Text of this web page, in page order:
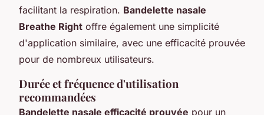
facilitant la respiration. Bandelette nasale
Breathe Right offre également une simplicité
d'application similaire, avec une efficacité prouvée
pour de nombreux utilisateurs.
Durée et fréquence d'utilisation
recommandées
Bandelette nasale efficacité prouvée pour un